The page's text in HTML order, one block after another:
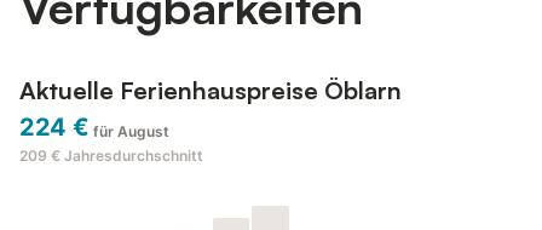
Aktuelle Ferienhauspreise Öblarn
224 € für August
209 € Jahresdurchschnitt